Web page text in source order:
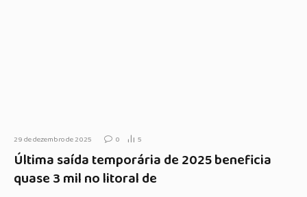
29 de dezembro de 2025 0 5
Última saída temporária de 2025 beneficia
quase 3 mil no litoral de